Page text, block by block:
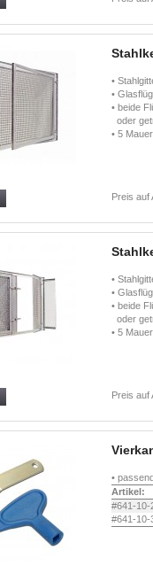
•
•
• beide
oder
• 5
Preis auf
•
•
• beide
oder
• 5
Preis auf
•
Artikel:
#641-10-
#641-10-